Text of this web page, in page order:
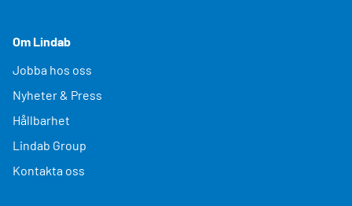
Om Lindab
Jobba hos oss
Nyheter & Press
Hållbarhet
Lindab Group
Kontakta oss